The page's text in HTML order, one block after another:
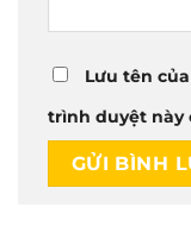
Lưu tên
trình duyệt này